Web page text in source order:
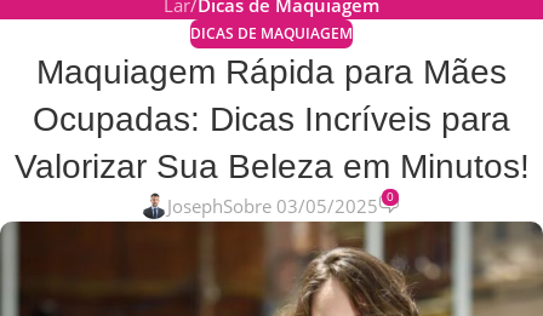
Lar/Dicas de Maquiagem
DICAS DE MAQUIAGEM
Maquiagem Rápida para Mães
Ocupadas: Dicas Incríveis para
Valorizar Sua Beleza em Minutos!
JosephSobre 03/05/2025 0